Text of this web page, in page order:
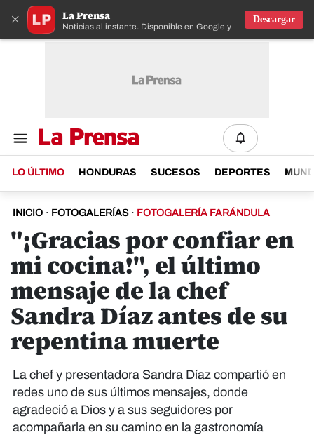
× La Prensa
Noticias al instante. Disponible en Google y IOS
Descargar
LO ÚLTIMO HONDURAS SUCESOS DEPORTES
INICIO · FOTOGALERÍAS · FOTOGALERÍA FARÁNDULA
"¡Gracias por confiar en
mi cocina!", el último
mensaje de la chef
Sandra Díaz antes de su
repentina muerte
La chef y presentadora Sandra Díaz compartió en
redes uno de sus últimos mensajes, donde
agradeció a Dios y a sus seguidores por
acompañarla en su camino en la gastronomía